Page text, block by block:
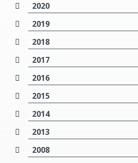
2020
2019
2018
2017
2016
2015
2014
2013
2008